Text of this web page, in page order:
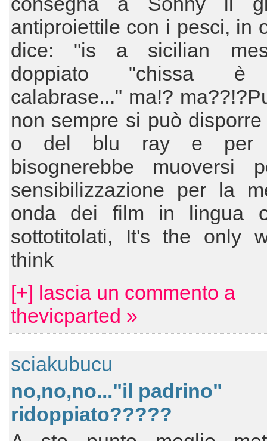
antiproiettile con i pesci, in
dice: "is a sicilian
doppiato "chissa è
calabrase..." ma!?
non sempre si può
o del blu ray e per
bisognerebbe muoversi
sensibilizzazione per la
onda dei film in lingua
sottotitolati, It's the only
think
[+] lascia un commento a
thevicparted »
sciakubucu
no,no,no..."il padrino"
ridoppiato?????